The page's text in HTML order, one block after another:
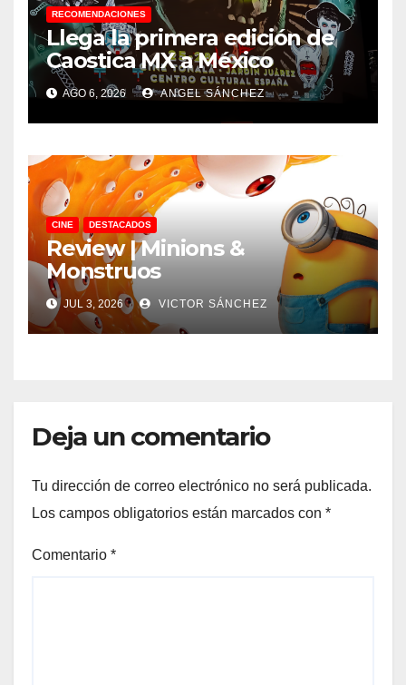
RECOMENDACIONES
Llega la primera edición de
Caostica MX a México
AGO 6, 2026 ANGEL SÁNCHEZ
CINE DESTACADOS
Review | Minions &
Monstruos
JUL 3, 2026 VICTOR SÁNCHEZ
Deja un comentario
Tu dirección de correo electrónico no será publicada.
Los campos obligatorios están marcados con *
Comentario *